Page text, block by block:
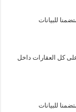
للبيانات
كل العقارات داخل
للبيانات